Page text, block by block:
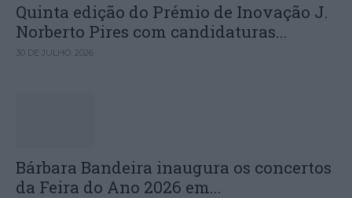
Quinta edição do Prémio de Inovação J.
Norberto Pires com candidaturas...
30 DE JULHO, 2026
Bárbara Bandeira inaugura os concertos
da Feira do Ano 2026 em...